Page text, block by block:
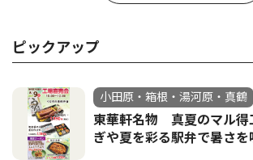
ピックアップ
小田原・箱根・湯河原・真鶴
東華軒名物 真夏のマル
ぎや夏を彩る駅弁で暑さを